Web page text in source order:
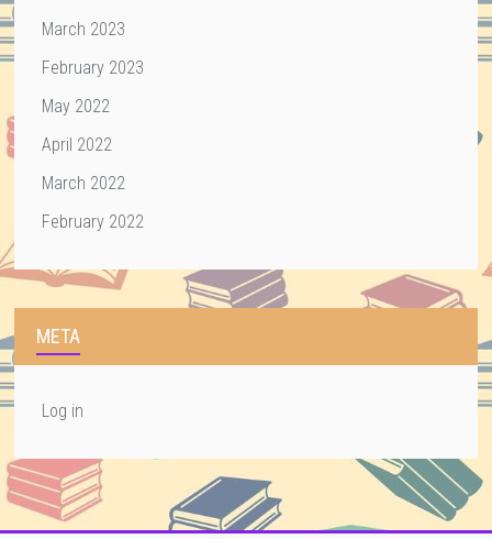
March 2023
February 2023
May 2022
April 2022
March 2022
February 2022
META
Log in